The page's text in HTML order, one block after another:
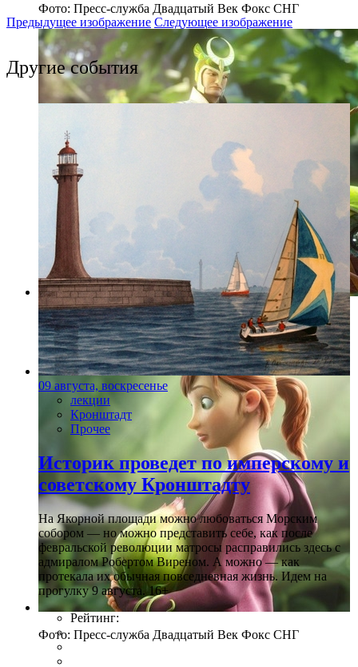
Фото: Пресс-служба Двадцатый Век Фокс СНГ
Фото: Пресс-служба Двадцатый Век Фокс СНГ
Фото: Пресс-служба Двадцатый Век Фокс СНГ
Предыдущее изображение Следующее изображение
Другие события
09 августа, воскресенье
лекции
Кронштадт
Прочее
Историк проведет по имперскому и
советскому Кронштадту
На Якорной площади можно любоваться Морским
собором — но можно представить себе, как после
февральской революции матросы расправились здесь с
адмиралом Робертом Виреном. А можно — как
протекала их обычная повседневная жизнь. Идем на
прогулку 9 августа. 16+
Рейтинг: